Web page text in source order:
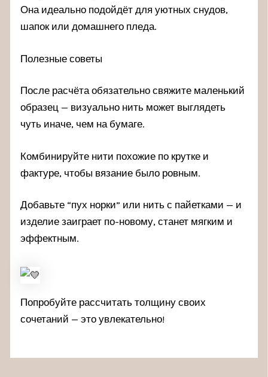
Она идеально подойдёт для уютных снудов,
шапок или домашнего пледа.
Полезные советы
После расчёта обязательно свяжите маленький
образец — визуально нить может выглядеть
чуть иначе, чем на бумаге.
Комбинируйте нити похожие по крутке и
фактуре, чтобы вязание было ровным.
Добавьте “пух норки” или нить с пайетками — и
изделие заиграет по-новому, станет мягким и
эффектным.
Попробуйте рассчитать толщину своих
сочетаний — это увлекательно!